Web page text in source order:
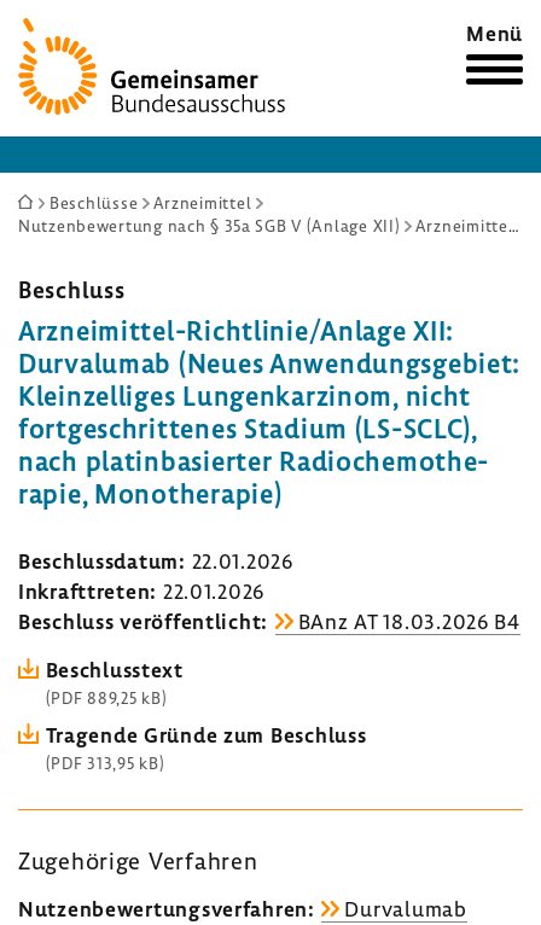
Zur
Startseite
Menü
Sie
sind
Beschlüsse
Arzneimittel
Nutzenbewertung nach § 35a SGB V (Anlage XII)
Arzneimittel-Richtlinie/Anlage XII: Durvalumab (Neues Anwendungsgebiet: Kleinzelliges Lungenkarzinom, nicht fortgeschrittenes Stadium (LS-SCLC), nach platinbasierter Radiochemotherapie, Monotherapie)
Beschluss
Arzneimittel-​Richtlinie/Anlage XII:
Durvalumab (Neues Anwen­dungs­ge­biet:
Klein­zelliges Lungen­kar­zinom, nicht
fort­ge­schrit­tenes Stadium (LS-SCLC),
nach platin­ba­sierter Radio­che­mo­the­
rapie, Mono­the­rapie)
Beschluss­datum: 22.01.2026
Inkraft­treten: 22.01.2026
Beschluss veröf­fent­licht:
BAnz AT 18.03.2026 B4
Beschluss­text
(PDF 889,25 kB)
Tragende Gründe zum Beschluss
(PDF 313,95 kB)
Zuge­hö­rige Verfahren
Nutzen­be­wer­tungs­ver­fahren:
Durvalumab